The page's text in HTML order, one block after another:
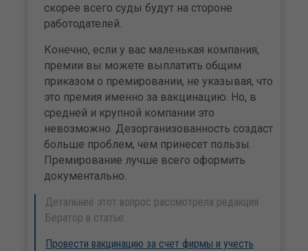
скорее всего суды будут на стороне
работодателей.
Конечно, если у вас маленькая компания,
премии вы можете выплатить общим
приказом о премировании, не указывая, что
это премия именно за вакцинацию. Но, в
средней и крупной компании это
невозможно. Дезорганизованность создаст
больше проблем, чем принесет пользы.
Премирование лучше всего оформить
документально.
Детальнее этот вопрос рассмотрела редакция
Бератор в статье:
Провести вакцинацию за счет фирмы и учесть